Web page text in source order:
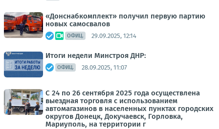
«Донснабкомплект» получил первую партию
новых самосвалов
ОФИЦ. 29.09.2025, 12:14
Итоги недели Минстроя ДНР:
ОФИЦ. 28.09.2025, 11:07
С 24 по 26 сентября 2025 года осуществлена
выездная торговля с использованием
автомагазинов в населенных пунктах городских
округов Донецк, Докучаевск, Горловка,
Мариуполь, на территории г